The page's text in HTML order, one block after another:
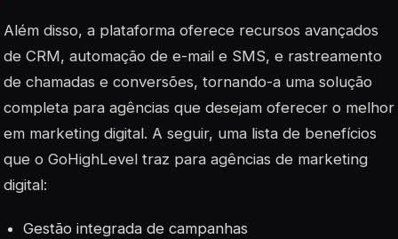
Além disso, a plataforma oferece recursos avançados
de CRM, automação de e-mail e SMS, e rastreamento
de chamadas e conversões, tornando-a uma solução
completa para agências que desejam oferecer o melhor
em marketing digital. A seguir, uma lista de benefícios
que o GoHighLevel traz para agências de marketing
digital:
Gestão integrada de campanhas